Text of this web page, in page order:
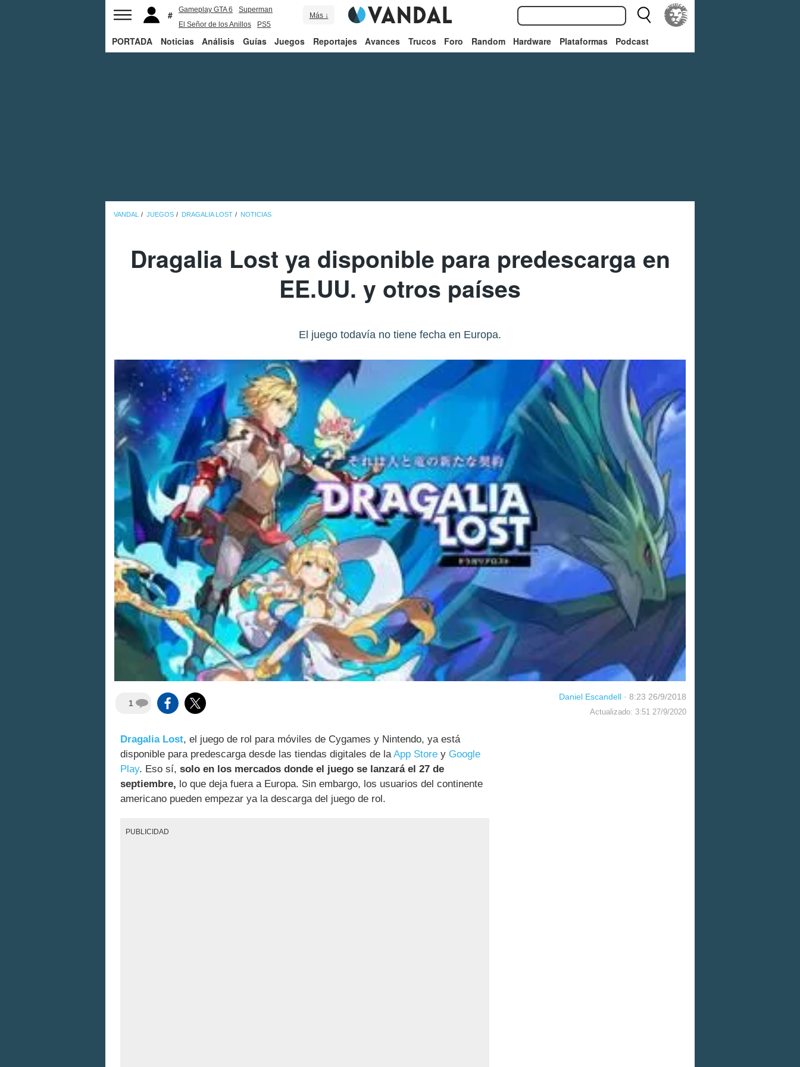
Gameplay GTA 6
Superman
El Señor de los Anillos
PS5
Más ↓
PORTADA Noticias Análisis Guías Juegos Reportajes Avances Trucos Foro Random Hardware Plataformas Podcast
VANDAL JUEGOS DRAGALIA LOST NOTICIAS
Dragalia Lost ya disponible para predescarga en
EE.UU. y otros países
El juego todavía no tiene fecha en Europa.
1
Daniel Escandell · 8:23 26/9/2018
Actualizado: 3:51 27/9/2020
Dragalia Lost, el juego de rol para móviles de Cygames y Nintendo, ya está
disponible para predescarga desde las tiendas digitales de laApp Store y Google
Play. Eso sí, solo en los mercados donde el juego se lanzará el 27 de
septiembre, lo que deja fuera a Europa. Sin embargo, los usuarios del continente
americano pueden empezar ya la descarga del juego de rol.
PUBLICIDAD